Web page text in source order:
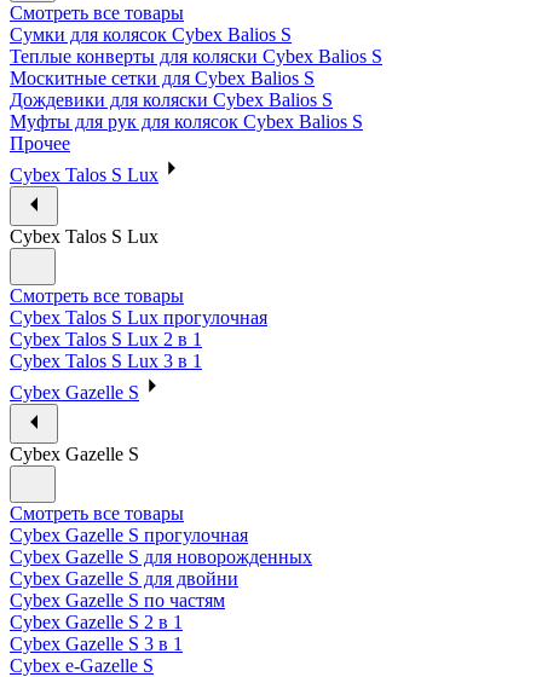
Смотреть все товары
Сумки для колясок Cybex Balios S
Теплые конверты для коляски Cybex Balios S
Москитные сетки для Cybex Balios S
Дождевики для коляски Cybex Balios S
Муфты для рук для колясок Cybex Balios S
Прочее
Cybex Talos S Lux
Cybex Talos S Lux
Смотреть все товары
Cybex Talos S Lux прогулочная
Cybex Talos S Lux 2 в 1
Cybex Talos S Lux 3 в 1
Cybex Gazelle S
Cybex Gazelle S
Смотреть все товары
Cybex Gazelle S прогулочная
Cybex Gazelle S для новорожденных
Cybex Gazelle S для двойни
Cybex Gazelle S по частям
Cybex Gazelle S 2 в 1
Cybex Gazelle S 3 в 1
Cybex e-Gazelle S